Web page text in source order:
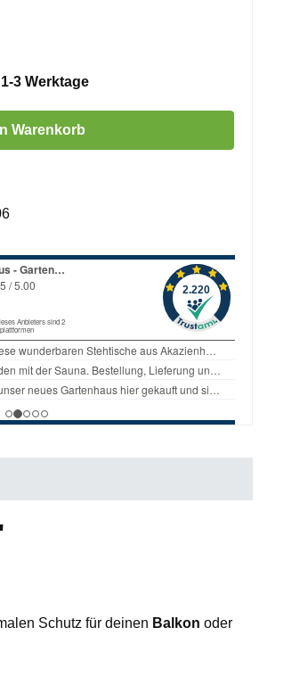
3 Werktage
Wert ein oder benutze die Schaltflächen um
Warenkorb
Schutz für deinen Balkon oder